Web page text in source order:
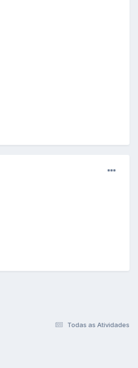
Todas as Atividades